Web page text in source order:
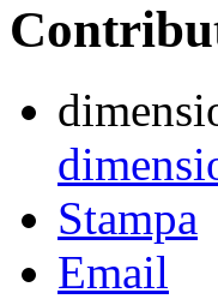
Stampa
Email